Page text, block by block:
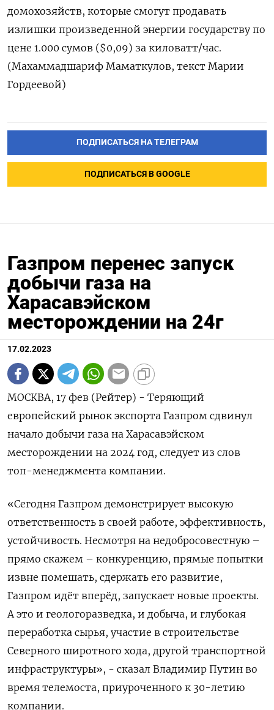
домохозяйств, которые смогут продавать
излишки произведенной энергии государству по
цене 1.000 сумов ($0,09) за киловатт/час.
(Махаммадшариф Маматкулов, текст Марии
Гордеевой)
ПОДПИСАТЬСЯ НА ТЕЛЕГРАМ
ПОДПИСАТЬСЯ В GOOGLE
Газпром перенес запуск
добычи газа на
Харасавэйском
месторождении на 24г
17.02.2023
МОСКВА, 17 фев (Рейтер) - Теряющий
европейский рынок экспорта Газпром сдвинул
начало добычи газа на Харасавэйском
месторождении на 2024 год, следует из слов
топ-менеджмента компании.
«Сегодня Газпром демонстрирует высокую
ответственность в своей работе, эффективность,
устойчивость. Несмотря на недобросовестную –
прямо скажем – конкуренцию, прямые попытки
извне помешать, сдержать его развитие,
Газпром идёт вперёд, запускает новые проекты.
А это и геологоразведка, и добыча, и глубокая
переработка сырья, участие в строительстве
Северного широтного хода, другой транспортной
инфраструктуры», - сказал Владимир Путин во
время телемоста, приуроченного к 30-летию
компании.